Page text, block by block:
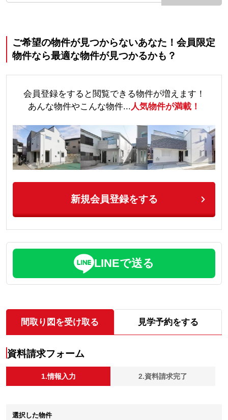
ご希望の物件が見つからないあなた！会員限定
物件なら最適な物件が見つかるかも？
会員登録をすると閲覧できる物件が増えます！
あんな物件やこんな物件...人気物件が満載！
新規会員登録をする
LINEで送る
間取り図を受け取る 見学予約をする
資料請求フォーム
1.情報入力 2.資料請求完了
選択した物件